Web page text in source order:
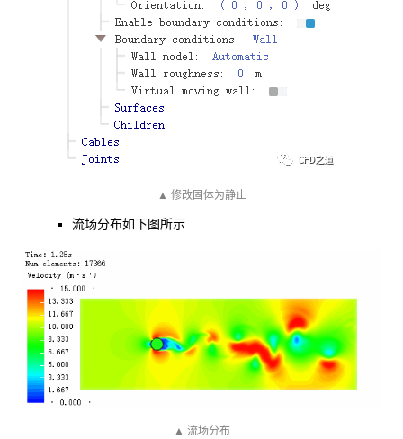
▲ 修改固体为静止
流场分布如下图所示
▲ 流场分布